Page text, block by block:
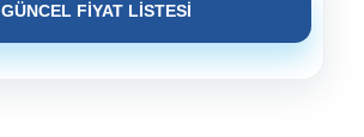
GÜNCEL FİYAT LİSTESİ